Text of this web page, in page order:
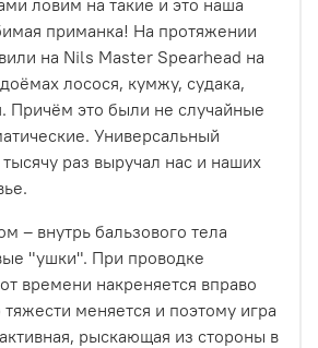
приманка! На протяжении
на Nils Master Spearhead на
лосося, кумжу, судака,
Причём это были не случайные
Универсальный
раз выручал нас и наших
– внутрь бальзового тела
"ушки". При проводке
времени накреняется вправо
меняется и поэтому игра
рыскающая из стороны в